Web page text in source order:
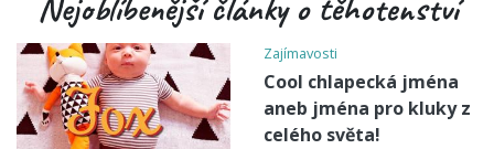
Zajímavosti
Cool chlapecká jména
aneb jména pro kluky z
celého světa!